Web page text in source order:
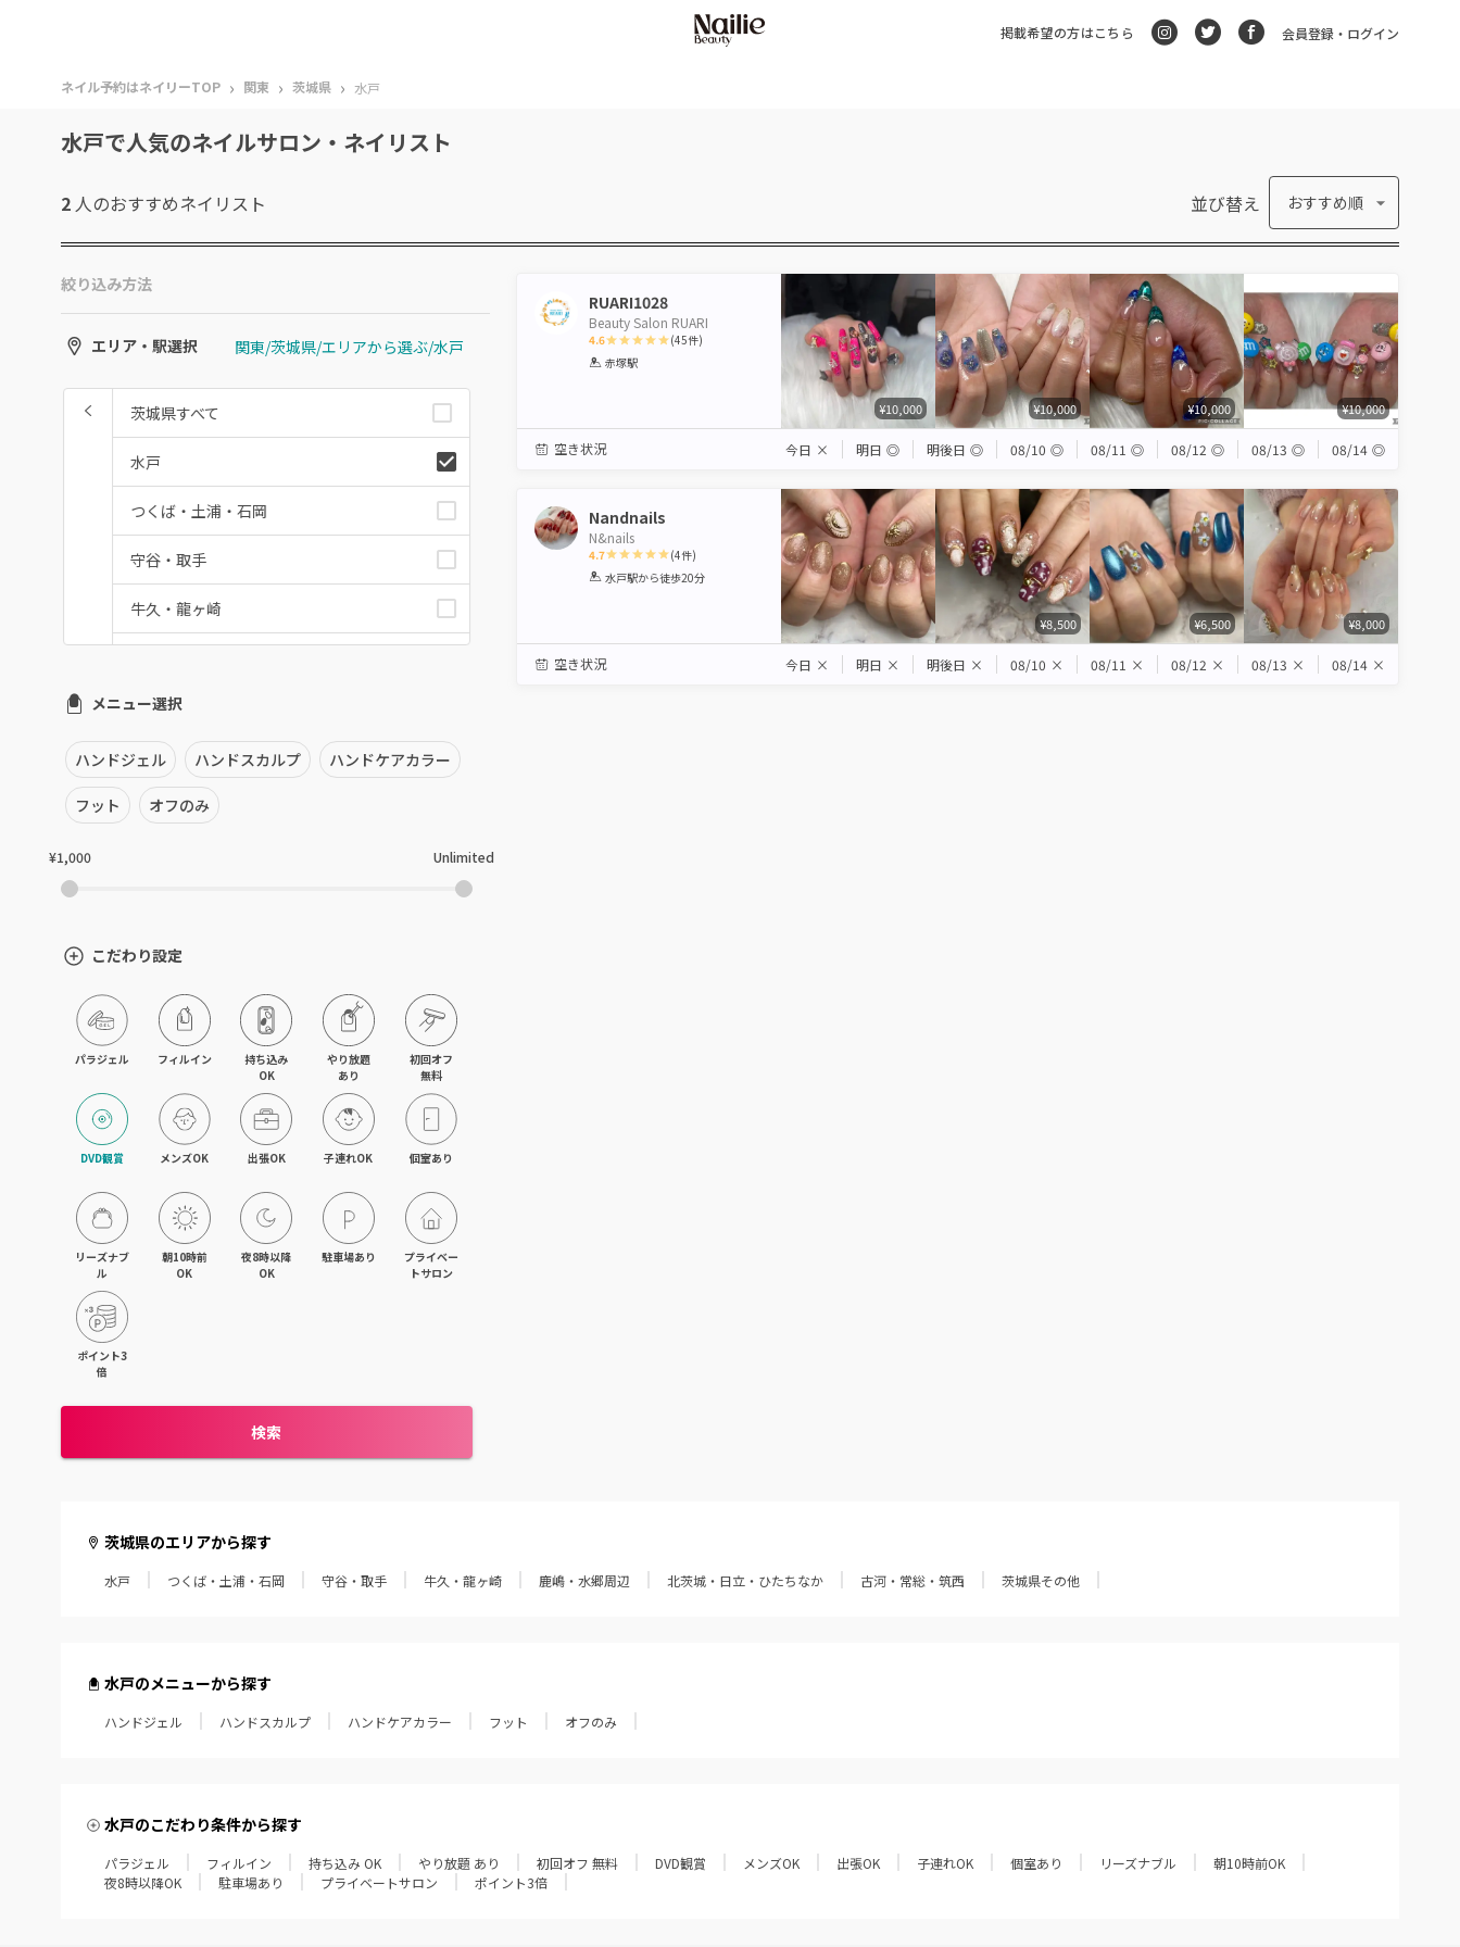
掲載希望の方はこちら 会員登録・ログイン
ネイル予約はネイリーTOP › 関東 › 茨城県 › 水戸
水戸で人気のネイルサロン・ネイリスト
2 人のおすすめネイリスト 並び替え おすすめ順
絞り込み方法
エリア・駅選択 関東/茨城県/エリアから選ぶ/水戸
茨城県すべて
水戸
つくば・土浦・石岡
守谷・取手
牛久・龍ヶ崎
北茨城・日立・ひたちなか
古河・常総・筑西
茨城県その他
メニュー選択
ハンドジェル ハンドスカルプ ハンドケアカラー
フット オフのみ
¥1,000 Unlimited
こだわり設定
パラジェル フィルイン
持ち込み
OK
やり放題
あり
初回オフ
無料
DVD観賞 メンズOK 出張OK 子連れOK 個室あり
リーズナブ
ル
朝10時前
OK
夜8時以降
OK
駐車場あり
プライベー
トサロン
ポイント3
倍
検索
RUARI1028
Beauty Salon RUARI
4.6
1 2 3
(45件)
赤塚駅
¥10,000 ¥10,000 ¥10,000 ¥10,000
空き状況 今日 × 明日 ◎ 明後日 ◎ 08/10 ◎ 08/11 ◎ 08/12 ◎ 08/13 ◎ 08/14 ◎
Nandnails
N&nails
4.7
1 2 3 4 5
(4件)
水戸駅から徒歩20分
¥8,500 ¥6,500 ¥8,000
空き状況 今日 × 明日 × 明後日 × 08/10 × 08/11 × 08/12 × 08/13 × 08/14 ×
茨城県のエリアから探す
水戸 つくば・土浦・石岡 守谷・取手 牛久・龍ヶ崎 鹿嶋・水郷周辺 北茨城・日立・ひたちなか 古河・常総・筑西 茨城県その他
水戸のメニューから探す
ハンドジェル ハンドスカルプ ハンドケアカラー フット オフのみ
水戸のこだわり条件から探す
パラジェル フィルイン 持ち込み OK やり放題 あり 初回オフ 無料 DVD観賞 メンズOK 出張OK 子連れOK 個室あり リーズナブル
朝10時前OK
夜8時以降OK
駐車場あり プライベートサロン ポイント3倍